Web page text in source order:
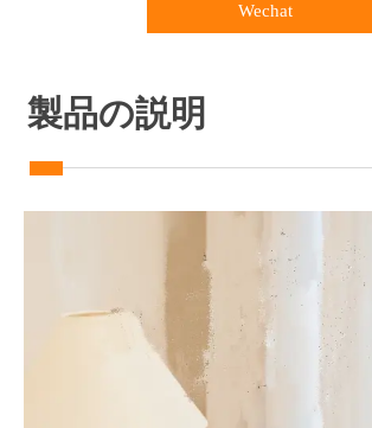
Wechat
製品の説明